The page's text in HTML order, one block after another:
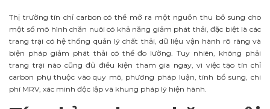
Thị trường tín chỉ carbon có thể mở ra một nguồn thu bổ sung cho
một số mô hình chăn nuôi có khả năng giảm phát thải, đặc biệt là các
trang trại có hệ thống quản lý chất thải, dữ liệu vận hành rõ ràng và
biện pháp giảm phát thải có thể đo lường. Tuy nhiên, không phải
trang trại nào cũng đủ điều kiện tham gia ngay, vì việc tạo tín chỉ
carbon phụ thuộc vào quy mô, phương pháp luận, tính bổ sung, chi
phí MRV, xác minh độc lập và khung pháp lý hiện hành.